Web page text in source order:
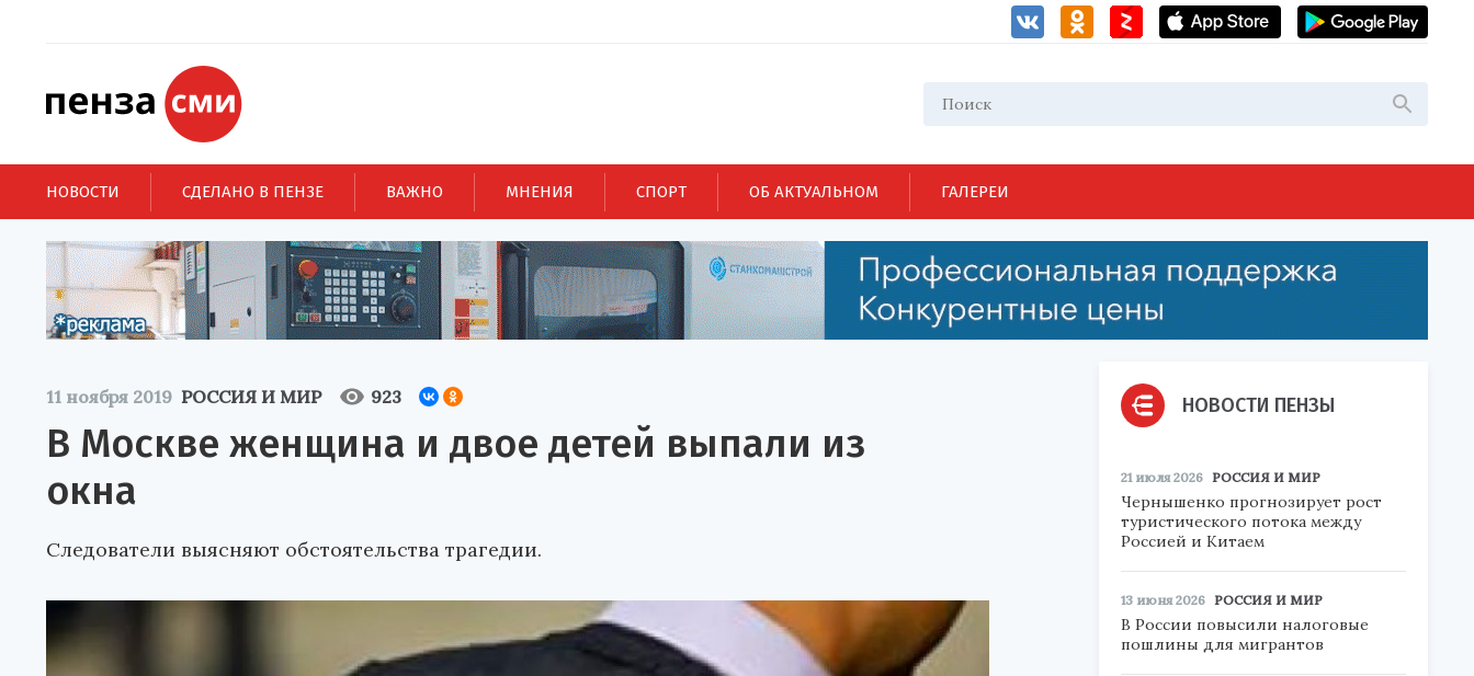
НОВОСТИ СДЕЛАНО В ПЕНЗЕ ВАЖНО МНЕНИЯ СПОРТ ОБ АКТУАЛЬНОМ ГАЛЕРЕИ
11 ноября 2019 РОССИЯ И МИР 923
В Москве женщина и двое детей выпали из
окна
Следователи выясняют обстоятельства трагедии.
НОВОСТИ ПЕНЗЫ
21 июля 2026 РОССИЯ И МИР
Чернышенко прогнозирует рост
туристического потока между
Россией и Китаем
13 июня 2026 РОССИЯ И МИР
В России повысили налоговые
пошлины для мигрантов